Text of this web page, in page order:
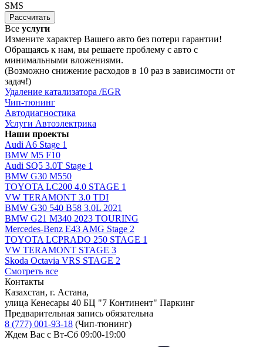
SMS
Рассчитать
Все услуги
Измените характер Вашего авто без потери гарантии!
Обращаясь к нам, вы решаете проблему с авто с
минимальными вложениями.
(Возможно снижение расходов в 10 раз в зависимости от
задач!)
Удаление катализатора /EGR
Чип-тюнинг
Автодиагностика
Услуги Автоэлектрика
Наши проекты
Audi A6 Stage 1
BMW M5 F10
Audi SQ5 3.0T Stage 1
BMW G30 M550
TOYOTA LC200 4.0 STAGE 1
VW TERAMONT 3.0 TDI
BMW G30 540 B58 3.0L 2021
BMW G21 M340 2023 TOURING
Mercedes-Benz E43 AMG Stage 2
TOYOTA LCPRADO 250 STAGE 1
VW TERAMONT STAGE 3
Skoda Octavia VRS STAGE 2
Смотреть все
Контакты
Казахстан, г. Астана,
улица Кенесары 40 БЦ "7 Континент" Паркинг
Предварительная запись обязательна
8 (777) 001-93-18 (Чип-тюнинг)
Ждем Вас с Вт-Сб 09:00-19:00